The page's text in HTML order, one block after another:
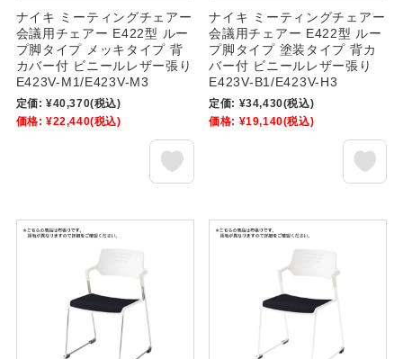
ナイキ ミーティングチェアー
会議用チェアー E422型 ルー
プ脚タイプ メッキタイプ 背
カバー付 ビニールレザー張り
E423V-M1/E423V-M3
定価: ¥40,370(税込)
価格: ¥22,440(税込)
ナイキ ミーティングチェアー
会議用チェアー E422型 ルー
プ脚タイプ 塗装タイプ 背カ
バー付 ビニールレザー張り
E423V-B1/E423V-H3
定価: ¥34,430(税込)
価格: ¥19,140(税込)